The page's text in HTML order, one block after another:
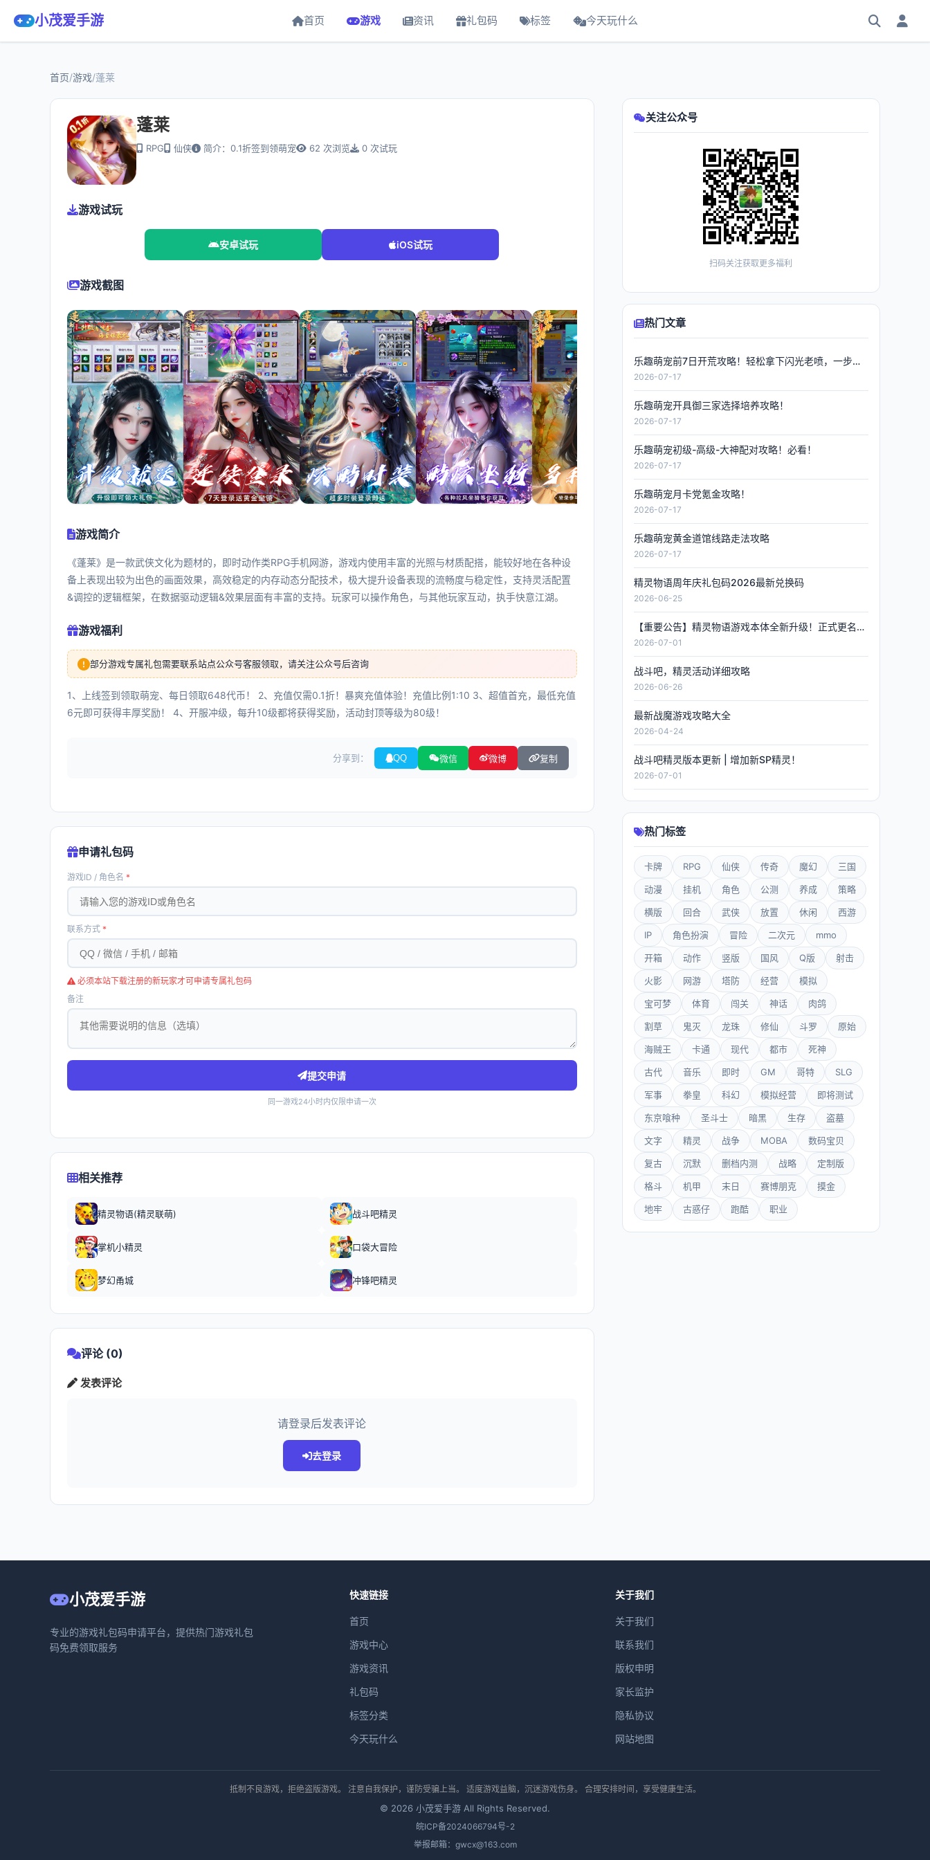
小茂爱手游 首页 游戏 资讯 礼包码 标签 今天玩什么
首页/游戏/蓬莱
蓬莱
RPG 仙侠 简介：0.1折签到领萌宠 62 次浏览 0 次试玩
游戏试玩
安卓试玩 iOS试玩
游戏截图
游戏简介
《蓬莱》是一款武侠文化为题材的，即时动作类RPG手机网游，游戏内使用丰富的光照与材质配搭，能较好地在各种设
备上表现出较为出色的画面效果，高效稳定的内存动态分配技术，极大提升设备表现的流畅度与稳定性，支持灵活配置
&调控的逻辑框架，在数据驱动逻辑&效果层面有丰富的支持。玩家可以操作角色，与其他玩家互动，执手快意江湖。
游戏福利
部分游戏专属礼包需要联系站点公众号客服领取，请关注公众号后咨询
1、上线签到领取萌宠、每日领取648代币！ 2、充值仅需0.1折！暴爽充值体验！充值比例1:10 3、超值首充，最低充值
6元即可获得丰厚奖励！ 4、开服冲级，每升10级都将获得奖励，活动封顶等级为80级！
分享到： QQ 微信 微博 复制
申请礼包码
游戏ID / 角色名 *
联系方式 *
必须本站下载注册的新玩家才可申请专属礼包码
备注
提交申请
同一游戏24小时内仅限申请一次
相关推荐
精灵物语(精灵联萌) 战斗吧精灵
掌机小精灵 口袋大冒险
梦幻甬城 冲锋吧精灵
评论 (0)
发表评论
请登录后发表评论
去登录
关注公众号
扫码关注获取更多福利
热门文章
乐趣萌宠前7日开荒攻略！轻松拿下闪光老喷，一步到位
2026-07-17
乐趣萌宠开具御三家选择培养攻略！
2026-07-17
乐趣萌宠初级-高级-大神配对攻略！必看！
2026-07-17
乐趣萌宠月卡党氪金攻略！
2026-07-17
乐趣萌宠黄金道馆线路走法攻略
2026-07-17
精灵物语周年庆礼包码2026最新兑换码
2026-06-25
【重要公告】精灵物语游戏本体全新升级！正式更名《精灵联萌》，数据全程保留！
2026-07-01
战斗吧，精灵活动详细攻略
2026-06-26
最新战魔游戏攻略大全
2026-04-24
战斗吧精灵版本更新 | 增加新SP精灵！
2026-07-01
热门标签
卡牌 RPG 仙侠 传奇 魔幻 三国
动漫 挂机 角色 公测 养成 策略
横版 回合 武侠 放置 休闲 西游
IP 角色扮演 冒险 二次元 mmo
开箱 动作 竖版 国风 Q版 射击
火影 网游 塔防 经营 模拟
宝可梦 体育 闯关 神话 肉鸽
割草 鬼灭 龙珠 修仙 斗罗 原始
海贼王 卡通 现代 都市 死神
古代 音乐 即时 GM 哥特 SLG
军事 拳皇 科幻 模拟经营 即将测试
东京喰种 圣斗士 暗黑 生存 盗墓
文字 精灵 战争 MOBA 数码宝贝
复古 沉默 删档内测 战略 定制版
格斗 机甲 末日 赛博朋克 摸金
地牢 古惑仔 跑酷 职业
小茂爱手游
专业的游戏礼包码申请平台，提供热门游戏礼包
码免费领取服务
快速链接
首页
游戏中心
游戏资讯
礼包码
标签分类
今天玩什么
关于我们
关于我们
联系我们
版权申明
家长监护
隐私协议
网站地图
抵制不良游戏，拒绝盗版游戏。 注意自我保护，谨防受骗上当。 适度游戏益脑，沉迷游戏伤身。 合理安排时间，享受健康生活。
© 2026 小茂爱手游 All Rights Reserved.
皖ICP备2024066794号-2
举报邮箱：gwcx@163.com